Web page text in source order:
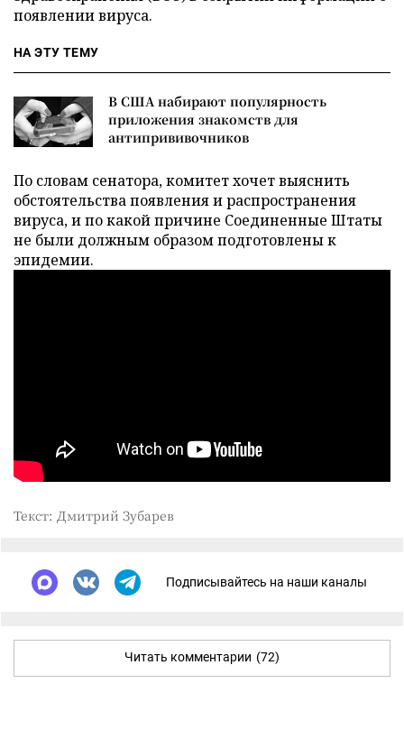
появлении вируса.
НА ЭТУ ТЕМУ
В США набирают популярность
приложения знакомств для
антипрививочников
По словам сенатора, комитет хочет выяснить
обстоятельства появления и распространения
вируса, и по какой причине Соединенные Штаты
не были должным образом подготовлены к
эпидемии.
Текст: Дмитрий Зубарев
Подписывайтесь на наши каналы
Читать комментарии (72)